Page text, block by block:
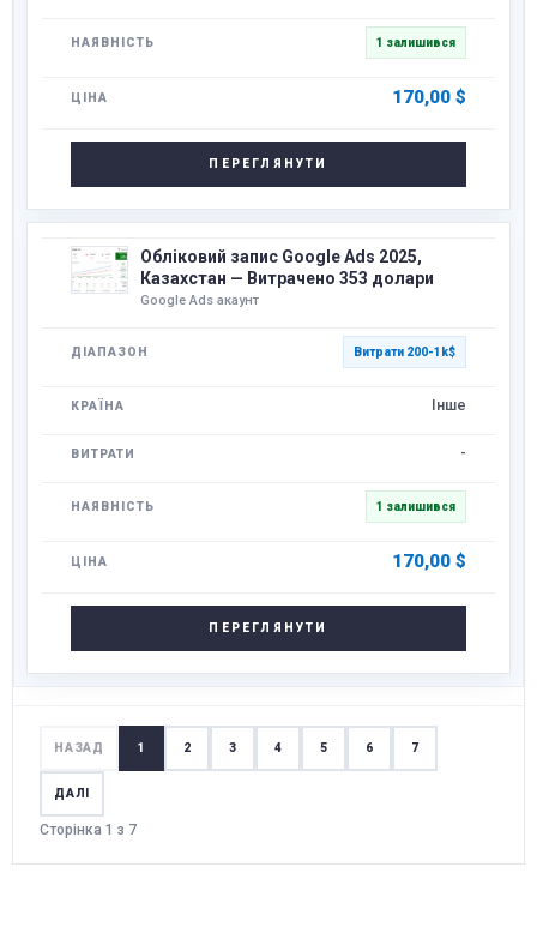
1 залишився
170,00 $
ПЕРЕГЛЯНУТИ
Обліковий запис Google Ads 2025,
Казахстан — Витрачено 353 долари
Google Ads акаунт
Витрати 200-1k$
Інше
-
1 залишився
170,00 $
ПЕРЕГЛЯНУТИ
НАЗАД 1 2 3 4 5 6 7
ДАЛІ
Сторінка 1 з 7